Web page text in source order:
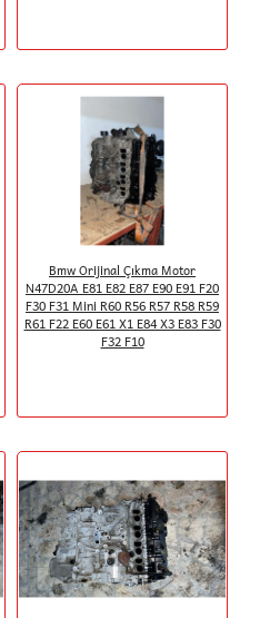
Bmw Orijinal Çıkma Motor
N47D20A E81 E82 E87 E90 E91 F20
F30 F31 Mini R60 R56 R57 R58 R59
R61 F22 E60 E61 X1 E84 X3 E83 F30
F32 F10